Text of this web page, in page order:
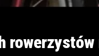
rowerzystów